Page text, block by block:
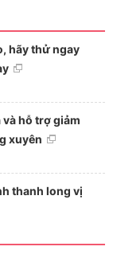
hãy thử ngay
hỗ trợ giảm
xuyên
thanh long vị